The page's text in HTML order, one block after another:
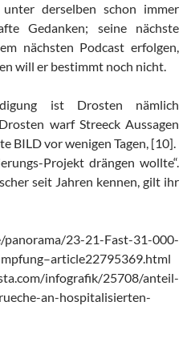
derselben schon immer
Gedanken; seine nächste
nächsten Podcast erfolgen,
will er bestimmt noch nicht.
ist Drosten nämlich
warf Streeck Aussagen
BILD vor wenigen Tagen, [10].
Projekt drängen wollte“.
seit Jahren kennen, gilt ihr
23-21-Fast-31-000-
infografik/25708/anteil-
an-hospitalisierten-